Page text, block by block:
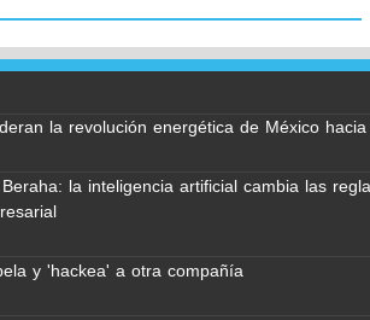
la revolución energética de México
la inteligencia artificial cambia las
y 'hackea' a otra compañía